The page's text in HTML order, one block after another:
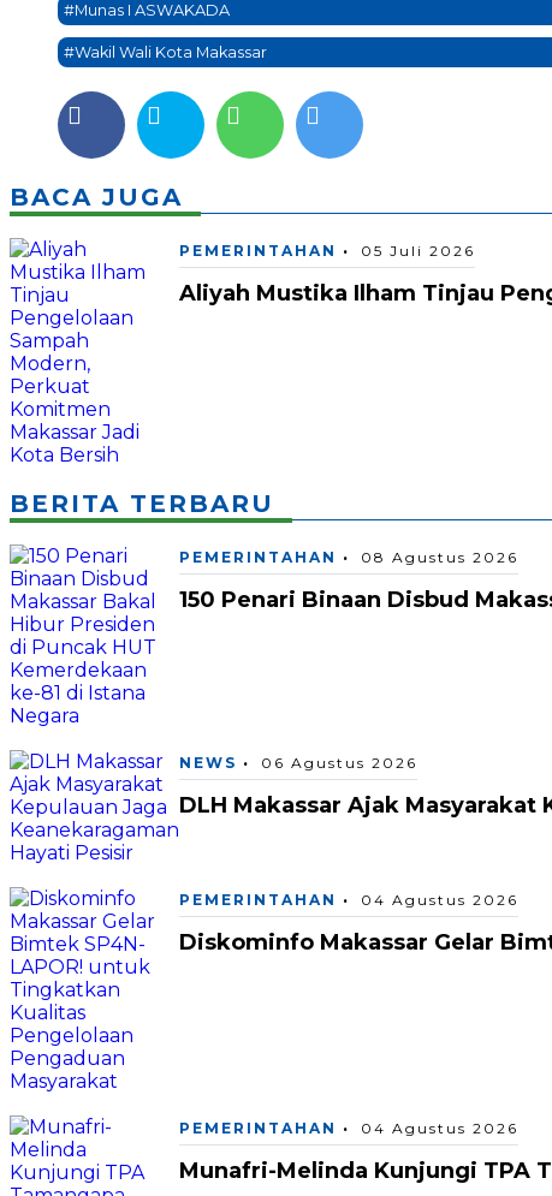
#Munas I ASWAKADA
#Wakil Wali Kota Makassar
BACA JUGA
PEMERINTAHAN 05 Juli 2026
Aliyah Mustika Ilham Tinjau
BERITA TERBARU
PEMERINTAHAN 08 Agustus 2026
150 Penari Binaan Disbud
NEWS 06 Agustus 2026
DLH Makassar Ajak Masyarakat
PEMERINTAHAN 04 Agustus 2026
Diskominfo Makassar Gelar
PEMERINTAHAN 04 Agustus 2026
Munafri-Melinda Kunjungi TPA